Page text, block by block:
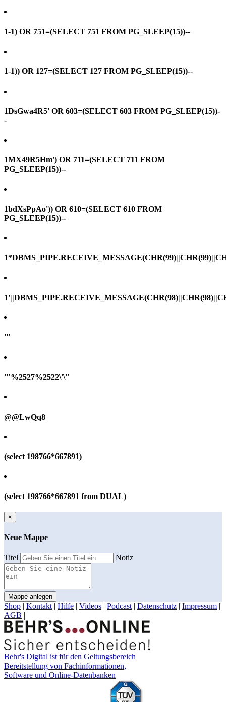
1-1) OR 751=(SELECT 751 FROM PG_SLEEP(15))--
1-1)) OR 127=(SELECT 127 FROM PG_SLEEP(15))--
1DsGwa4R5' OR 603=(SELECT 603 FROM PG_SLEEP(15))-
-
1MX49R5Hm') OR 711=(SELECT 711 FROM
PG_SLEEP(15))--
1bdXsPpAo')) OR 610=(SELECT 610 FROM
PG_SLEEP(15))--
'"
'"%2527%2522\'\"
@@LwQq8
(select 198766*667891)
(select 198766*667891 from DUAL)
×
Neue Mappe
Titel Notiz
Mappe anlegen
Shop | Kontakt | Hilfe | Videos | Podcast | Datenschutz | Impressum |
AGB |
Behr's Digital ist für den Geltungsbereich
Bereitstellung von Fachinformationen,
Software und Online-Datenbanken